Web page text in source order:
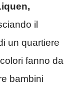
il
un quartiere
fanno da
bambini